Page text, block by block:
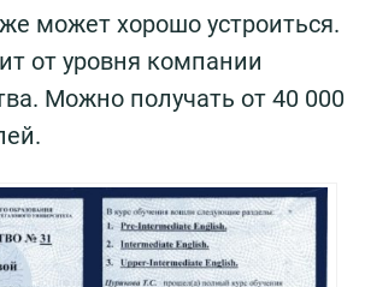
может хорошо устроиться.
от уровня компании
Можно получать от 40 000